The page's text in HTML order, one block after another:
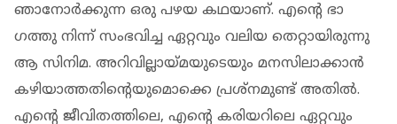
ഞാനോർക്കുന്ന ഒരു പഴയ കഥയാണ്. എന്റെ ഭാ​
ഗത്തു നിന്ന് സംഭവിച്ച ഏറ്റവും വലിയ തെറ്റായിരുന്നു
ആ സിനിമ. അറിവില്ലായ്മയുടെയും മനസിലാക്കാൻ
കഴിയാത്തതിന്റെയുമൊക്കെ പ്രശ്നമുണ്ട് അതിൽ.
എന്റെ ജീവിതത്തിലെ, എന്റെ കരിയറിലെ ഏറ്റവും